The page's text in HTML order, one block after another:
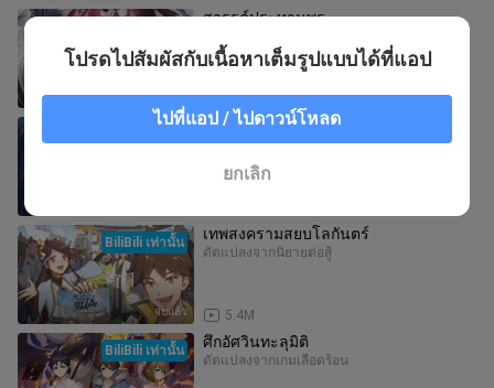
จบแล้ว
สวรรค์ประทานพร
8.7M
ขาดทุนเพื่อเป็นเศรษฐี
ดัดแปลงจากนิยายพลังพิเศษ
จบแล้ว
BiliBili เท่านั้น เทพสงครามสยบโลกันตร์
ดัดแปลงจากนิยายต่อสู้
5.4M
BiliBili เท่านั้น ศึกอัศวินทะลุมิติ
ดัดแปลงจากเกมเลือดร้อน
โปรดไปสัมผัสกับเนื้อหาเต็มรูปแบบได้ที่แอป
ไปที่แอป / ไปดาวน์โหลด
ยกเลิก